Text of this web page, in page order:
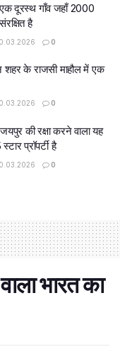
दूरस्थ गाँव जहाँ 2000
है
0
शहर के राजसी माहौल में एक
0
की रक्षा करने वाला यह
प्रॉपर्टी है
0
भारत का